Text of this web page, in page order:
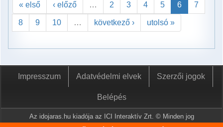
« első ‹ előző … 2 3 4 5 6 7
8 9 10 … következő › utolsó »
Impresszum Adatvédelmi elvek Szerzői jogok
Belépés
Az idojaras.hu kiadója az ICI Interaktív Zrt. © Minden jog
fenntartva.